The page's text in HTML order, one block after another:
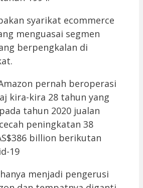
syarikat ecommerce
menguasai segmen
berpengkalan di
pernah beroperasi
kira-kira 28 tahun yang
tahun 2020 jualan
peningkatan 38
billion berikutan
19
menjadi pengerusi